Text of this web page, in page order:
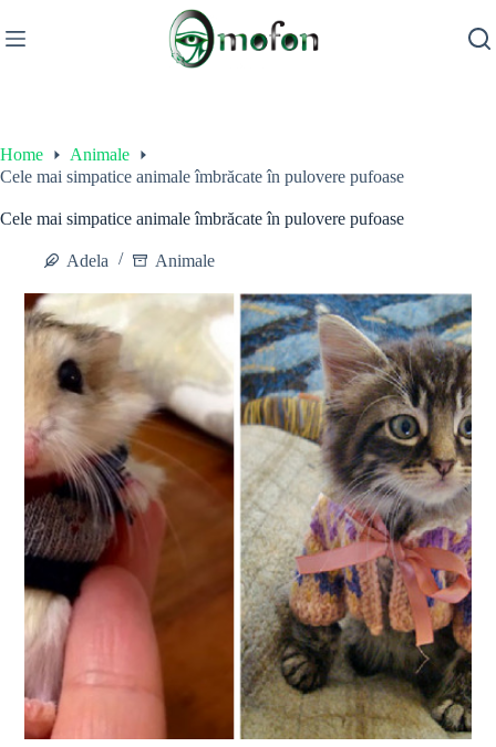
to
content
Home
Animale
Cele mai simpatice animale îmbrăcate în pulovere pufoase
Cele mai simpatice animale îmbrăcate în pulovere pufoase
Adela Animale